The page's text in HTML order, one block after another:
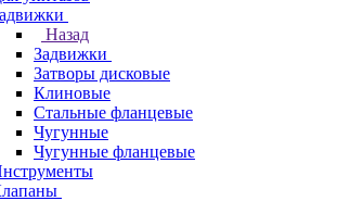
Назад
Задвижки
Затворы дисковые
Клиновые
Стальные фланцевые
Чугунные
Чугунные фланцевые